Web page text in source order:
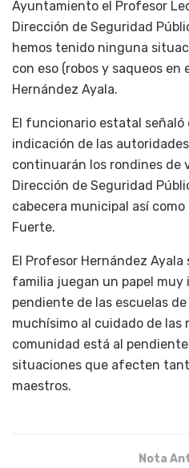
Ayuntamiento el Profesor
Dirección de Seguridad
hemos tenido ninguna
con eso (robos y saqueos en
Hernández Ayala.
El funcionario estatal señaló
indicación de las
continuarán los rondines de
Dirección de Seguridad
cabecera municipal así
Fuerte.
El Profesor Hernández
familia juegan un papel muy
pendiente de las escuelas
muchísimo al cuidado de las
comunidad está al
situaciones que afecten
maestros.
Nota